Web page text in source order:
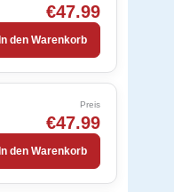
€47.99
In den Warenkorb
Preis
€47.99
In den Warenkorb